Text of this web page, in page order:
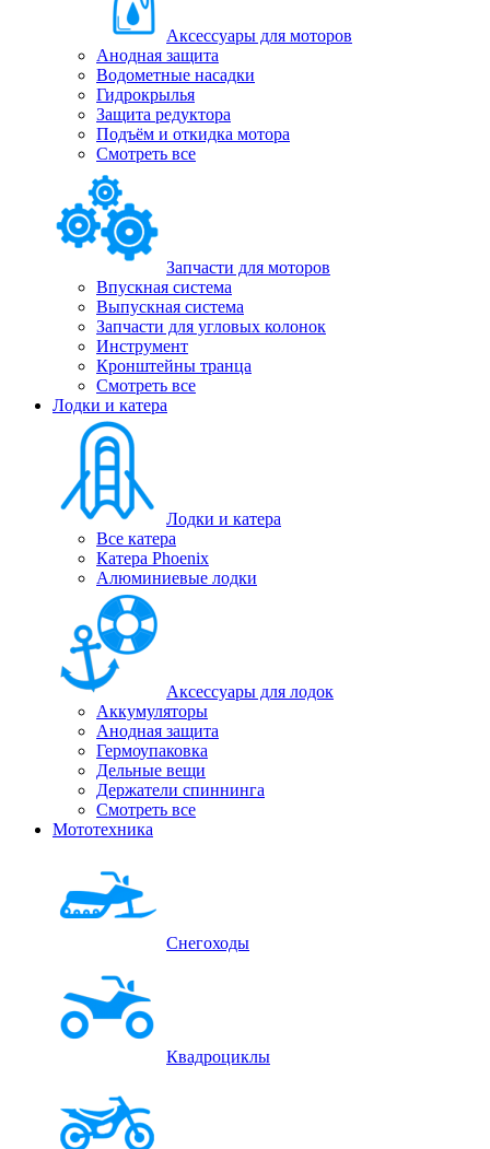
Аксессуары для моторов
Анодная защита
Водометные насадки
Гидрокрылья
Защита редуктора
Подъём и откидка мотора
Смотреть все
Запчасти для моторов
Впускная система
Выпускная система
Запчасти для угловых колонок
Инструмент
Кронштейны транца
Смотреть все
Лодки и катера
Лодки и катера
Все катера
Катера Phoenix
Алюминиевые лодки
Аксессуары для лодок
Аккумуляторы
Анодная защита
Гермоупаковка
Дельные вещи
Держатели спиннинга
Смотреть все
Мототехника
Снегоходы
Квадроциклы